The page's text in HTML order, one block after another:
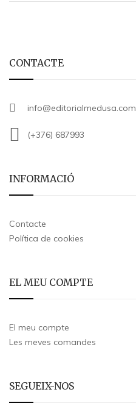
CONTACTE
info@editorialmedusa.com
(+376) 687993
INFORMACIÓ
Contacte
Política de cookies
EL MEU COMPTE
El meu compte
Les meves comandes
SEGUEIX-NOS